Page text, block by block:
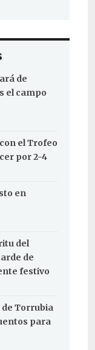
de
el campo
el Trofeo
por 2-4
en
del
de
festivo
de Torrubia
para